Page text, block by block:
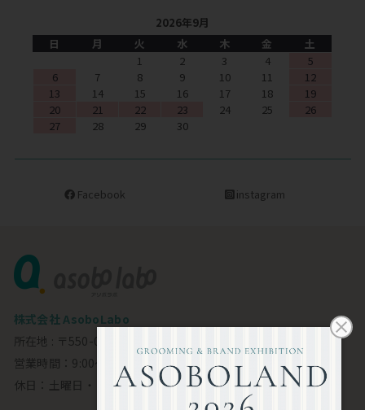
2026年9月
日
月 火 水 木 金
土
1
2 3 4
5
6
7 8 9 10 11
12
13
14 15 16 17 18
19
20
21 22 23 24 25
26
27
28 29 30
Facebook instagram
株式会社 AsoboLabo
所在地 : 〒550-0002 大阪市西区江戸堀1-23-11 6F
営業時間：9:00～18:00
休日：土曜日・日曜日・祝日